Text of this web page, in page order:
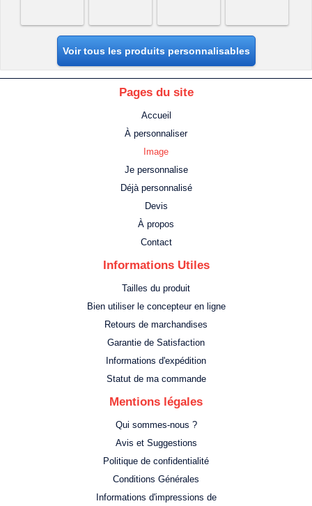
Voir tous les produits personnalisables
Pages du site
Accueil
À personnaliser
Image
Je personnalise
Déjà personnalisé
Devis
À propos
Contact
Informations Utiles
Tailles du produit
Bien utiliser le concepteur en ligne
Retours de marchandises
Garantie de Satisfaction
Informations d'expédition
Statut de ma commande
Mentions légales
Qui sommes-nous ?
Avis et Suggestions
Politique de confidentialité
Conditions Générales
Informations d'impressions de